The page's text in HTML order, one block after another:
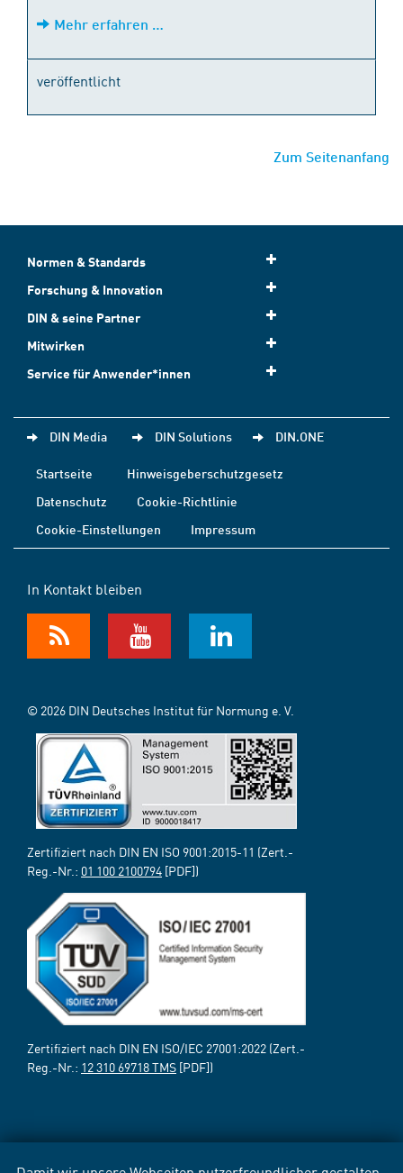
Mehr erfahren …
veröffentlicht
Zum Seitenanfang
Normen & Standards
Forschung & Innovation
DIN & seine Partner
Mitwirken
Service für Anwender*innen
DIN Media DIN Solutions DIN.ONE
Startseite
Hinweisgeberschutzgesetz
Datenschutz
Cookie-Richtlinie
Cookie-Einstellungen
Impressum
In Kontakt bleiben
© 2026 DIN Deutsches Institut für Normung e. V.
Zertifiziert nach DIN EN ISO 9001:2015-11 (Zert.-
Reg.-Nr.: 01 100 2100794 [PDF])
Zertifiziert nach DIN EN ISO/IEC 27001:2022 (Zert.-
Reg.-Nr.: 12 310 69718 TMS [PDF])